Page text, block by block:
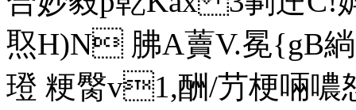
焣H)N 胇A藚V.冕{gB緔
璒 粳臋v1,酬/芀梗啢